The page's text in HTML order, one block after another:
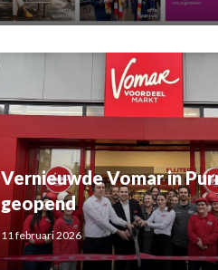
Vernieuwde Vomar in
geopend
11 februari 2026